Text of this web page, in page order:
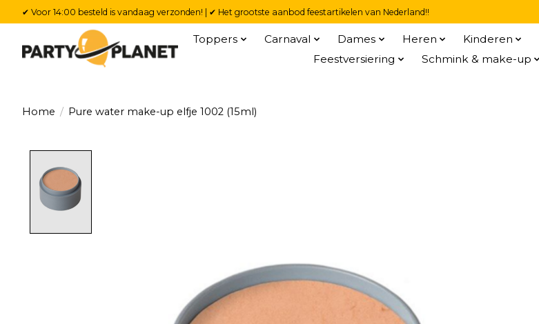
✔ Voor 14:00 besteld is vandaag verzonden! | ✔ Het grootste aanbod feestartikelen van Nederland!!
Toppers Carnaval Dames Heren Kinderen
Feestversiering
Schmink & make-up
Home / Pure water make-up elfje 1002 (15ml)